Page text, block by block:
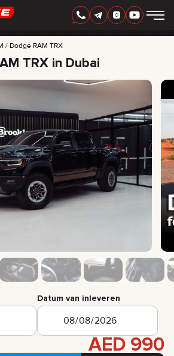
AED
88 88
88 88
Dodge RAM TRX
TRX in Dubai
Datum van inleveren
AED 990